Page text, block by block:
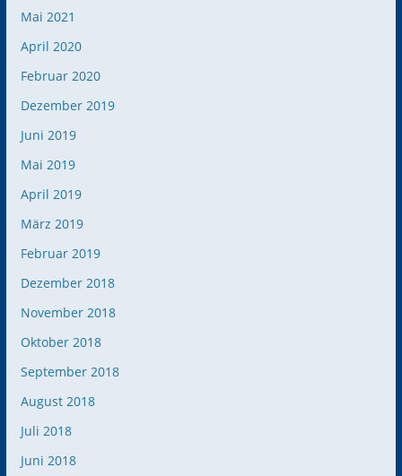
Mai 2021
April 2020
Februar 2020
Dezember 2019
Juni 2019
Mai 2019
April 2019
März 2019
Februar 2019
Dezember 2018
November 2018
Oktober 2018
September 2018
August 2018
Juli 2018
Juni 2018